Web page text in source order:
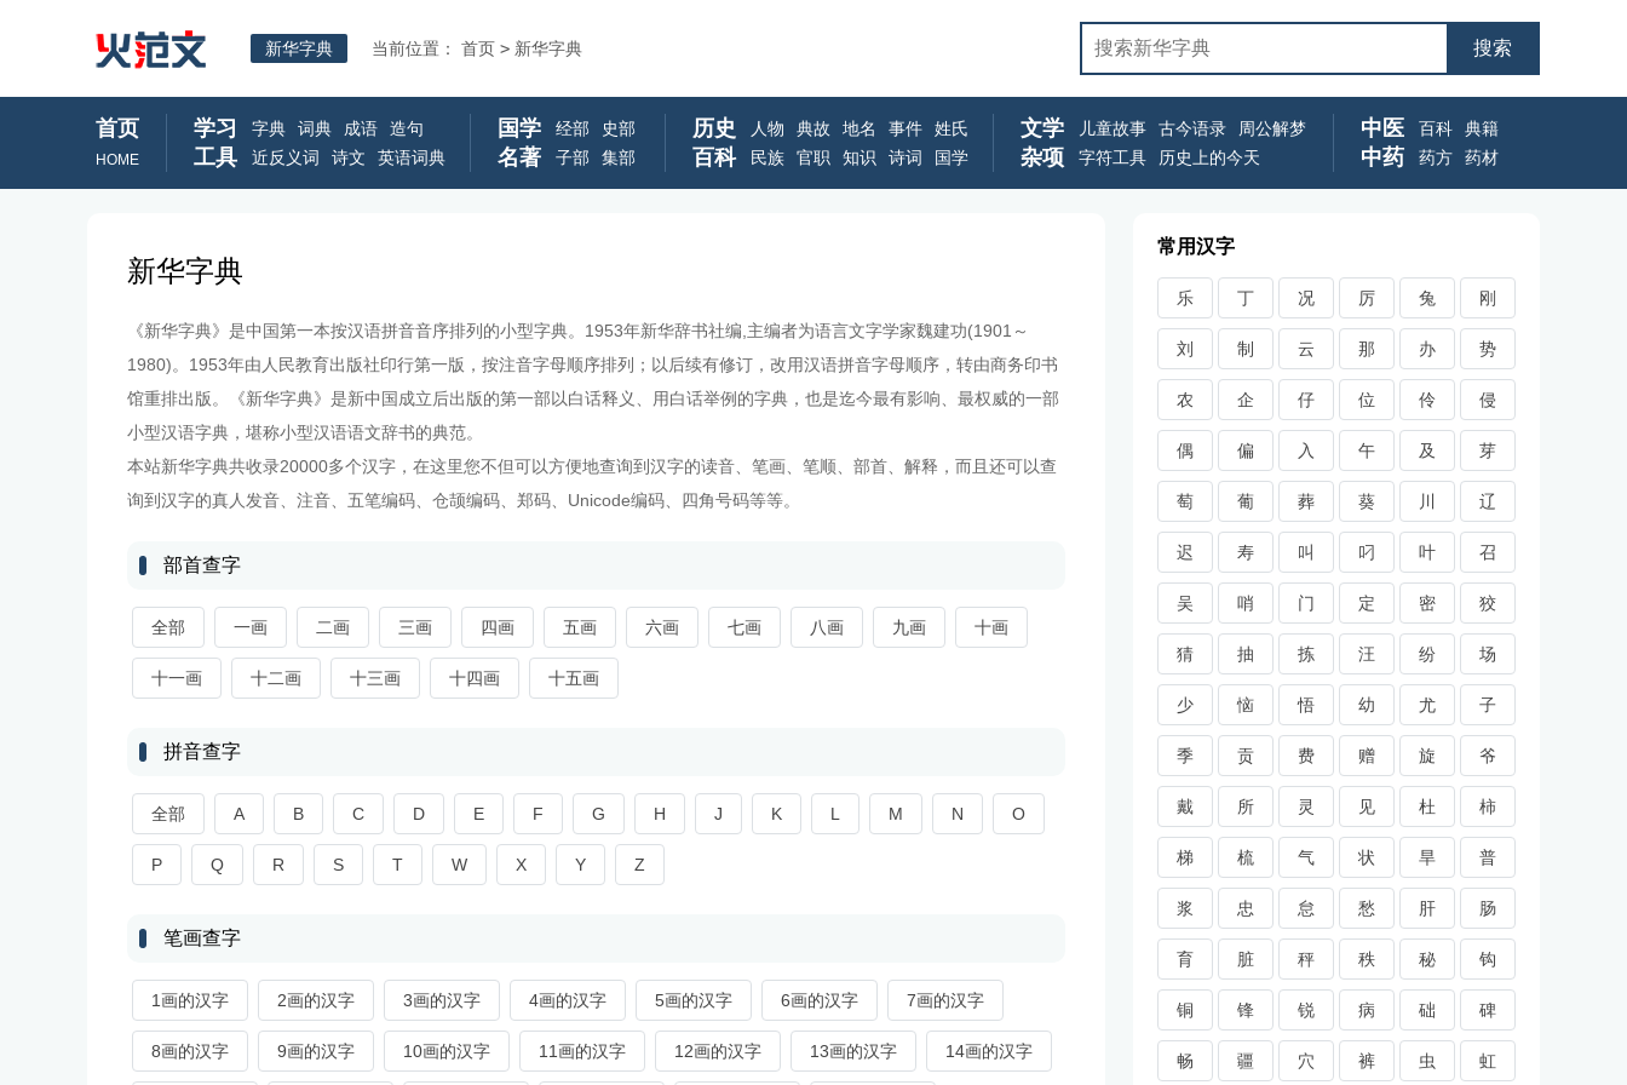
新华字典 当前位置： 首页 > 新华字典
首页
HOME
学习
工具
字典 词典 成语
造句
近反义词
诗文 英语词典
国学
名著
经部
史部
子部
集部
历史
百科
人物 典故 地名 事件
姓氏
民族
官职 知识 诗词 国学
文学
杂项
儿童故事 古今语录
周公解梦
字符工具
历史上的今天
中医
中药
百科
典籍
药方
药材
新华字典
《新华字典》是中国第一本按汉语拼音音序排列的小型字典。1953年新华辞书社编,主编者为语言文字学家魏建功(1901～
1980)。1953年由人民教育出版社印行第一版，按注音字母顺序排列；以后续有修订，改用汉语拼音字母顺序，转由商务印书
馆重排出版。《新华字典》是新中国成立后出版的第一部以白话释义、用白话举例的字典，也是迄今最有影响、最权威的一部
小型汉语字典，堪称小型汉语语文辞书的典范。
本站新华字典共收录20000多个汉字，在这里您不但可以方便地查询到汉字的读音、笔画、笔顺、部首、解释，而且还可以查
询到汉字的真人发音、注音、五笔编码、仓颉编码、郑码、Unicode编码、四角号码等等。
部首查字
全部 一画 二画 三画 四画 五画 六画 七画 八画 九画 十画
十一画 十二画 十三画 十四画 十五画
拼音查字
全部 A B C D E F G H J K L M N O
P Q R S T W X Y Z
笔画查字
1画的汉字 2画的汉字 3画的汉字 4画的汉字 5画的汉字 6画的汉字 7画的汉字
8画的汉字 9画的汉字 10画的汉字 11画的汉字 12画的汉字 13画的汉字 14画的汉字
常用汉字
乐 丁 况 厉 兔 刚
刘 制 云 那 办 势
农 企 仔 位 伶 侵
偶 偏 入 午 及 芽
萄 葡 葬 葵 川 辽
迟 寿 叫 叼 叶 召
吴 哨 门 定 密 狡
猜 抽 拣 汪 纷 场
少 恼 悟 幼 尤 子
季 贡 费 赠 旋 爷
戴 所 灵 见 杜 柿
梯 梳 气 状 旱 普
浆 忠 怠 愁 肝 肠
育 脏 秤 秩 秘 钩
铜 锋 锐 病 础 碑
畅 疆 穴 裤 虫 虹